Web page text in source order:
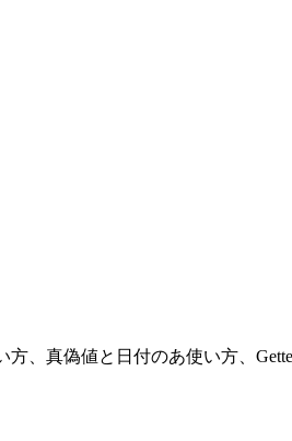
、真偽値と日付のあ使い方、